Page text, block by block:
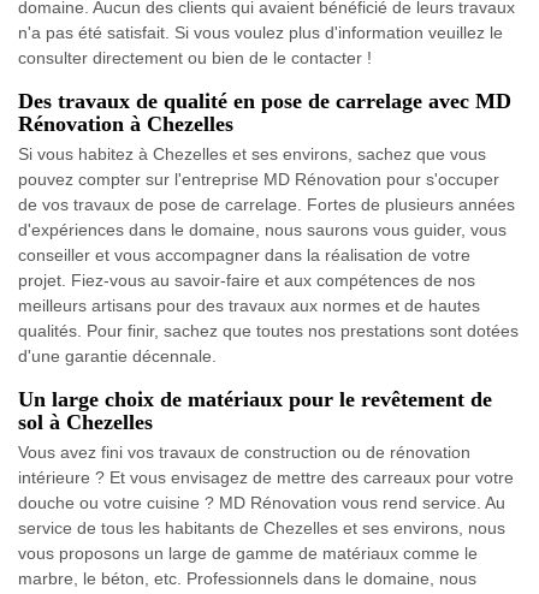
domaine. Aucun des clients qui avaient bénéficié de leurs travaux
n'a pas été satisfait. Si vous voulez plus d'information veuillez le
consulter directement ou bien de le contacter !
Des travaux de qualité en pose de carrelage avec MD
Rénovation à Chezelles
Si vous habitez à Chezelles et ses environs, sachez que vous
pouvez compter sur l'entreprise MD Rénovation pour s'occuper
de vos travaux de pose de carrelage. Fortes de plusieurs années
d'expériences dans le domaine, nous saurons vous guider, vous
conseiller et vous accompagner dans la réalisation de votre
projet. Fiez-vous au savoir-faire et aux compétences de nos
meilleurs artisans pour des travaux aux normes et de hautes
qualités. Pour finir, sachez que toutes nos prestations sont dotées
d'une garantie décennale.
Un large choix de matériaux pour le revêtement de
sol à Chezelles
Vous avez fini vos travaux de construction ou de rénovation
intérieure ? Et vous envisagez de mettre des carreaux pour votre
douche ou votre cuisine ? MD Rénovation vous rend service. Au
service de tous les habitants de Chezelles et ses environs, nous
vous proposons un large de gamme de matériaux comme le
marbre, le béton, etc. Professionnels dans le domaine, nous